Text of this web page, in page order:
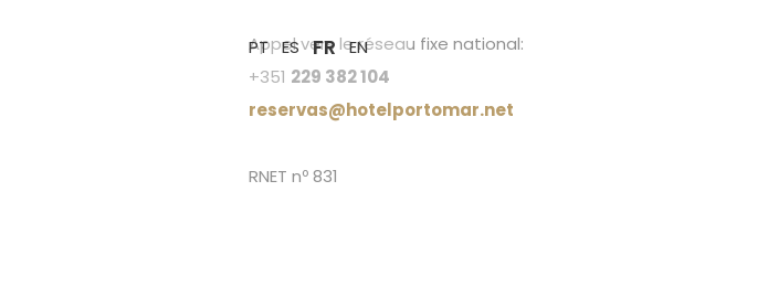
PT ES FR EN
Appel vers le réseau fixe national:
+351 229 382 104
reservas@hotelportomar.net
RNET nº 831